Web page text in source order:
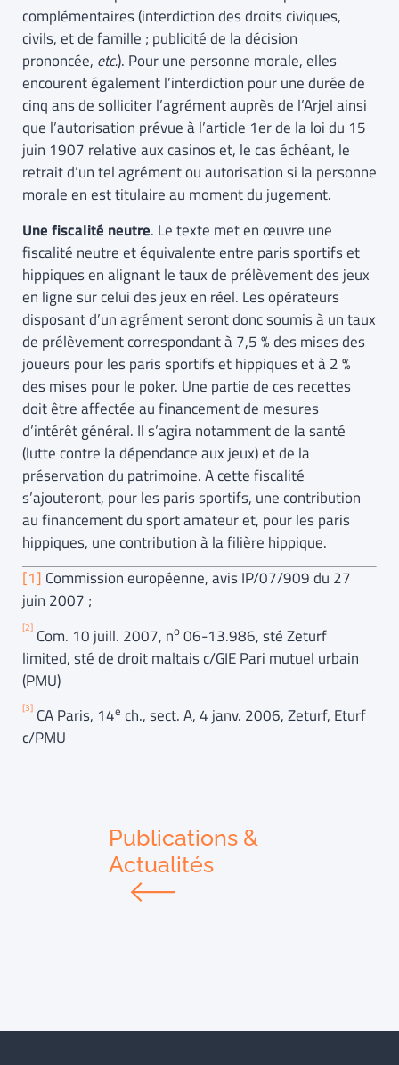
complémentaires (interdiction des droits civiques,
civils, et de famille ; publicité de la décision
prononcée, etc.). Pour une personne morale, elles
encourent également l’interdiction pour une durée de
cinq ans de solliciter l’agrément auprès de l’Arjel ainsi
que l’autorisation prévue à l’article 1er de la loi du 15
juin 1907 relative aux casinos et, le cas échéant, le
retrait d’un tel agrément ou autorisation si la personne
morale en est titulaire au moment du jugement.
Une fiscalité neutre. Le texte met en œuvre une
fiscalité neutre et équivalente entre paris sportifs et
hippiques en alignant le taux de prélèvement des jeux
en ligne sur celui des jeux en réel. Les opérateurs
disposant d’un agrément seront donc soumis à un taux
de prélèvement correspondant à 7,5 % des mises des
joueurs pour les paris sportifs et hippiques et à 2 %
des mises pour le poker. Une partie de ces recettes
doit être affectée au financement de mesures
d’intérêt général. Il s’agira notamment de la santé
(lutte contre la dépendance aux jeux) et de la
préservation du patrimoine. A cette fiscalité
s’ajouteront, pour les paris sportifs, une contribution
au financement du sport amateur et, pour les paris
hippiques, une contribution à la filière hippique.
[1] Commission européenne, avis IP/07/909 du 27
juin 2007 ;
[2] Com. 10 juill. 2007, no 06-13.986, sté Zeturf
limited, sté de droit maltais c/GIE Pari mutuel urbain
(PMU)
[3] CA Paris, 14e ch., sect. A, 4 janv. 2006, Zeturf, Eturf
c/PMU
Publications &
Actualités